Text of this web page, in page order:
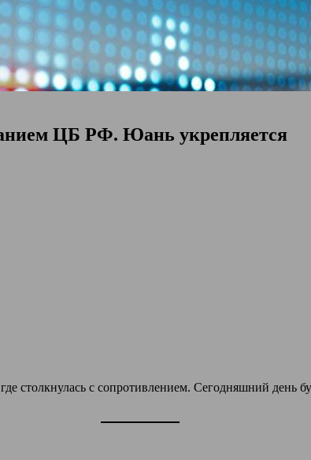
ЦБ РФ. Юань укрепляется
столкнулась с сопротивлением. Сегодняшний день